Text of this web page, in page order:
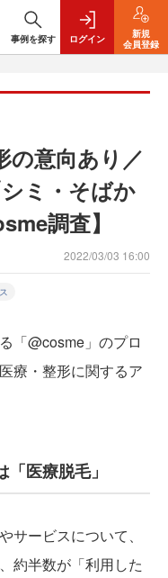
事例を探す ログイン
新規
会員登録
の意向あり／
ミ・そばか
調査】
2022/03/03 16:00
「@cosme」のプロ
療・整形に関するア
医療脱毛」
ービスについて、
約半数が「利用した